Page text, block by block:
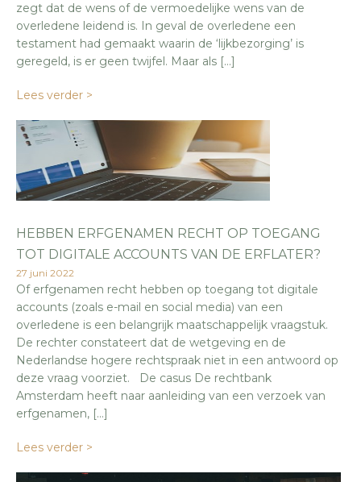
zegt dat de wens of de vermoedelijke wens van de
overledene leidend is. In geval de overledene een
testament had gemaakt waarin de ‘lijkbezorging’ is
geregeld, is er geen twijfel. Maar als […]
Lees verder >
HEBBEN ERFGENAMEN RECHT OP TOEGANG
TOT DIGITALE ACCOUNTS VAN DE ERFLATER?
27 juni 2022
Of erfgenamen recht hebben op toegang tot digitale
accounts (zoals e-mail en social media) van een
overledene is een belangrijk maatschappelijk vraagstuk.
De rechter constateert dat de wetgeving en de
Nederlandse hogere rechtspraak niet in een antwoord op
deze vraag voorziet. De casus De rechtbank
Amsterdam heeft naar aanleiding van een verzoek van
erfgenamen, […]
Lees verder >